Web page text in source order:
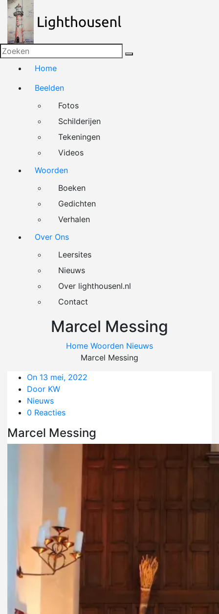
Naar
de
inhoud
springen
Home
Beelden
Fotos
Schilderijen
Tekeningen
Videos
Woorden
Boeken
Gedichten
Verhalen
Over Ons
Leersites
Nieuws
Over lighthousenl.nl
Contact
Marcel Messing
Home Woorden Nieuws
Marcel Messing
On 13 mei, 2022
Door KW
Nieuws
0 Reacties
Marcel Messing